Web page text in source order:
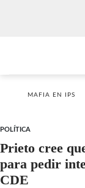
MAFIA EN IPS
POLÍTICA
Prieto cree
para pedir
CDE